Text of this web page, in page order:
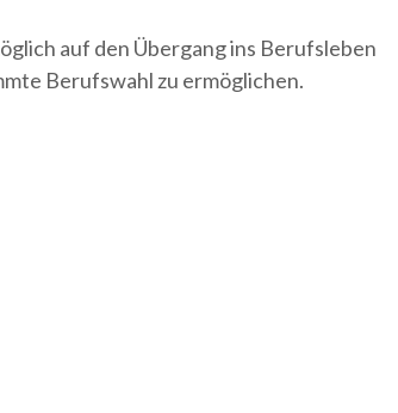
auf den Übergang ins Berufsleben
Berufswahl zu ermöglichen.